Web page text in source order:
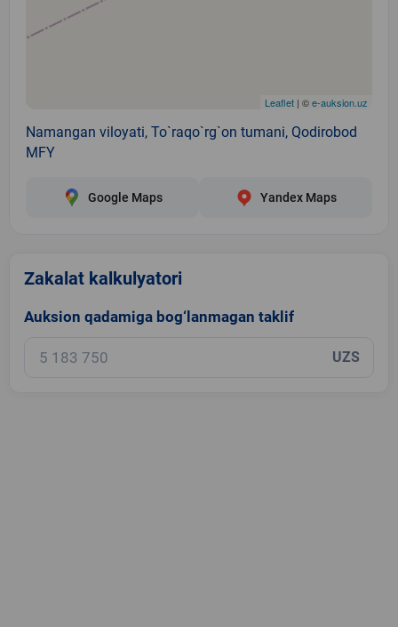
Leaflet | ©e-auksion.uz
Namangan viloyati, To`raqo`rg`on tumani, Qodirobod
MFY
Google Maps Yandex Maps
Zakalat kalkulyatori
Auksion qadamiga bog‘lanmagan taklif
UZS